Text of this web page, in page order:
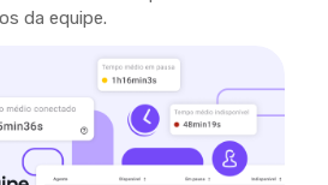
da equipe.